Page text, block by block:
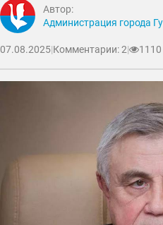
Автор:
Администрация города
07.08.2025|Комментарии: 2| 1110